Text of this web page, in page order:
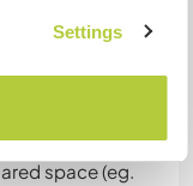
Settings
space (eg.